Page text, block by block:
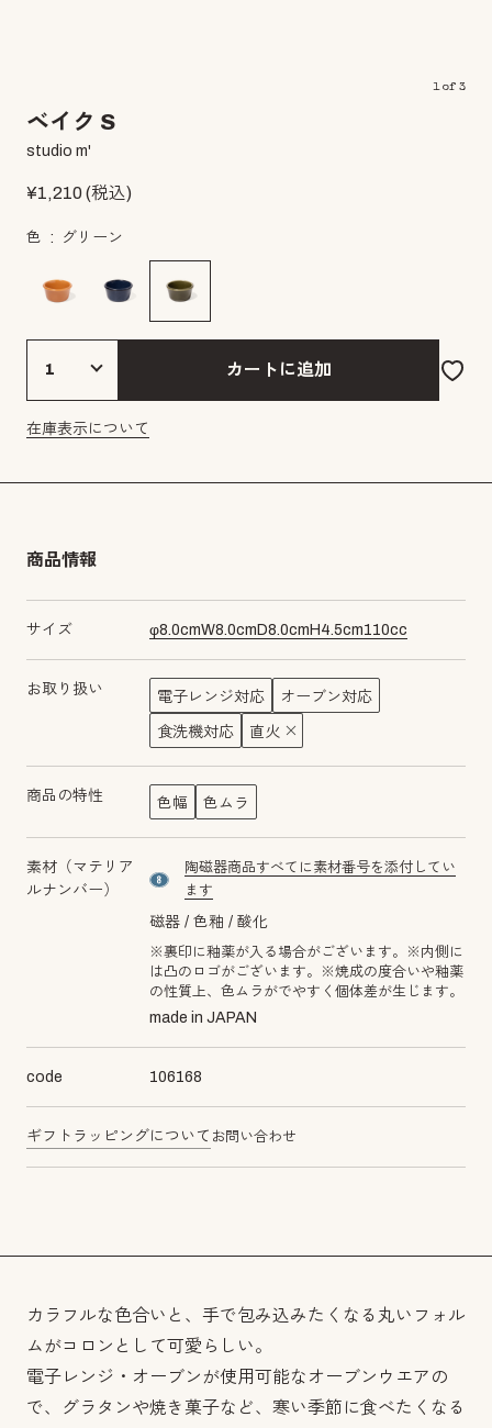
1of 3
ベイク S
studio m'
¥1,210(税込)
色 グリーン
カートに追加
在庫表示について
商品情報
サイズ φ8.0cmW8.0cm D8.0cm H 4.5cm110cc
お取り扱い 電子レンジ対応 オーブン対応
食洗機対応 直火
商品の特性 色幅 色ムラ
素材（マテリア
ルナンバー）
material number8
陶磁器商品すべてに素材番号を添付してい
ます
磁器 色釉 酸化
※裏印に釉薬が入る場合がございます。※内側に
は凸のロゴがございます。※焼成の度合いや釉薬
の性質上、色ムラがでやすく個体差が生じます。
made in JAPAN
code 106168
ギフトラッピングについて お問い合わせ
カラフルな色合いと、手で包み込みたくなる丸いフォル
ムがコロンとして可愛らしい。
電子レンジ・オーブンが使用可能なオーブンウエアの
で、グラタンや焼き菓子など、寒い季節に食べたくなる